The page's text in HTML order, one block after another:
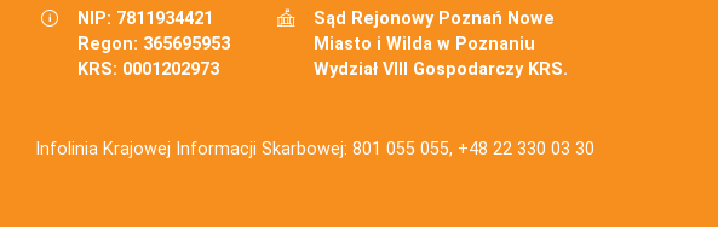
NIP: 7811934421
Regon: 365695953
KRS: 0001202973
Sąd Rejonowy Poznań Nowe
Miasto i Wilda w Poznaniu
Wydział VIII Gospodarczy KRS.
Infolinia Krajowej Informacji Skarbowej: 801 055 055, +48 22 330 03 30